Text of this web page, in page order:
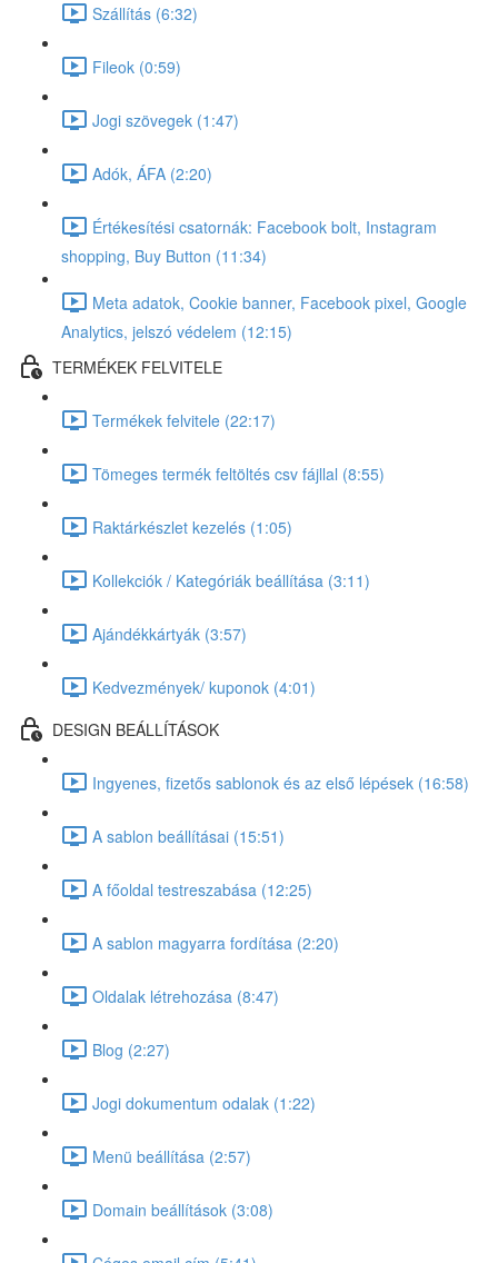
Szállítás (6:32)
Fileok (0:59)
Jogi szövegek (1:47)
Adók, ÁFA (2:20)
Értékesítési csatornák: Facebook bolt, Instagram
shopping, Buy Button (11:34)
Meta adatok, Cookie banner, Facebook pixel, Google
Analytics, jelszó védelem (12:15)
TERMÉKEK FELVITELE
Termékek felvitele (22:17)
Tömeges termék feltöltés csv fájllal (8:55)
Raktárkészlet kezelés (1:05)
Kollekciók / Kategóriák beállítása (3:11)
Ajándékkártyák (3:57)
Kedvezmények/ kuponok (4:01)
DESIGN BEÁLLÍTÁSOK
Ingyenes, fizetős sablonok és az első lépések (16:58)
A sablon beállításai (15:51)
A főoldal testreszabása (12:25)
A sablon magyarra fordítása (2:20)
Oldalak létrehozása (8:47)
Blog (2:27)
Jogi dokumentum odalak (1:22)
Menü beállítása (2:57)
Domain beállítások (3:08)